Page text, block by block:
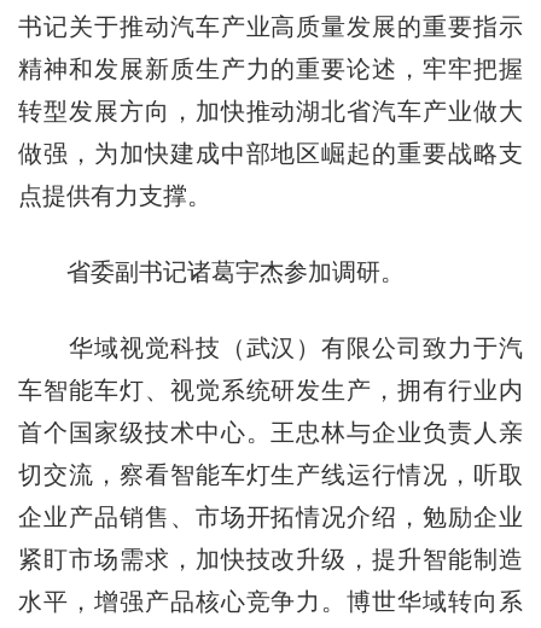
书记关于推动汽车产业高质量发展的重要指示
精神和发展新质生产力的重要论述，牢牢把握
转型发展方向，加快推动湖北省汽车产业做大
做强，为加快建成中部地区崛起的重要战略支
点提供有力支撑。
省委副书记诸葛宇杰参加调研。
华域视觉科技（武汉）有限公司致力于汽
车智能车灯、视觉系统研发生产，拥有行业内
首个国家级技术中心。王忠林与企业负责人亲
切交流，察看智能车灯生产线运行情况，听取
企业产品销售、市场开拓情况介绍，勉励企业
紧盯市场需求，加快技改升级，提升智能制造
水平，增强产品核心竞争力。博世华域转向系